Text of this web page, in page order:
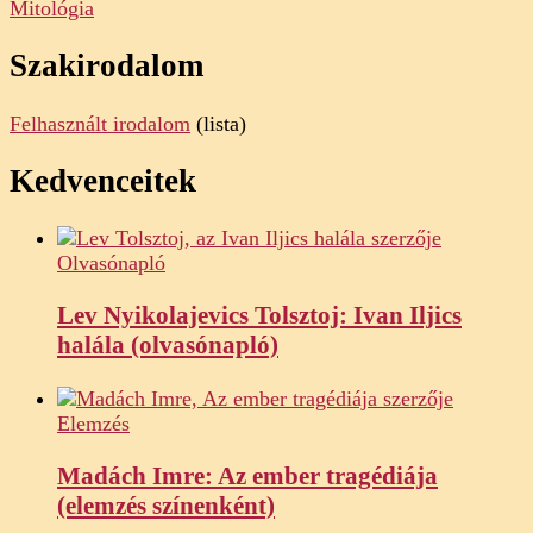
Mitológia
Szakirodalom
Felhasznált irodalom (lista)
Kedvenceitek
Olvasónapló
Lev Nyikolajevics Tolsztoj: Ivan Iljics
halála (olvasónapló)
Elemzés
Madách Imre: Az ember tragédiája
(elemzés színenként)